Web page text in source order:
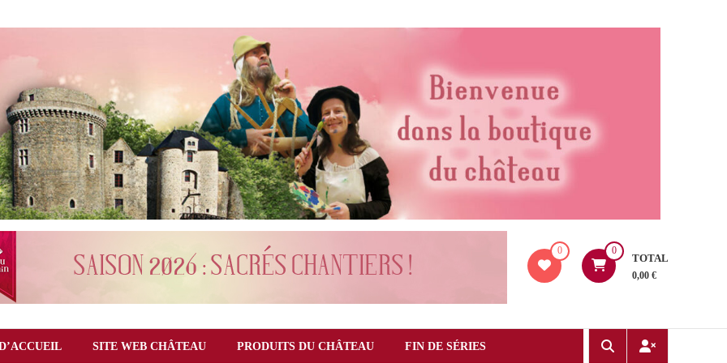
0 0
TOTAL
0,00 €
SITE WEB CHÂTEAU PRODUITS DU CHÂTEAU FIN DE SÉRIES